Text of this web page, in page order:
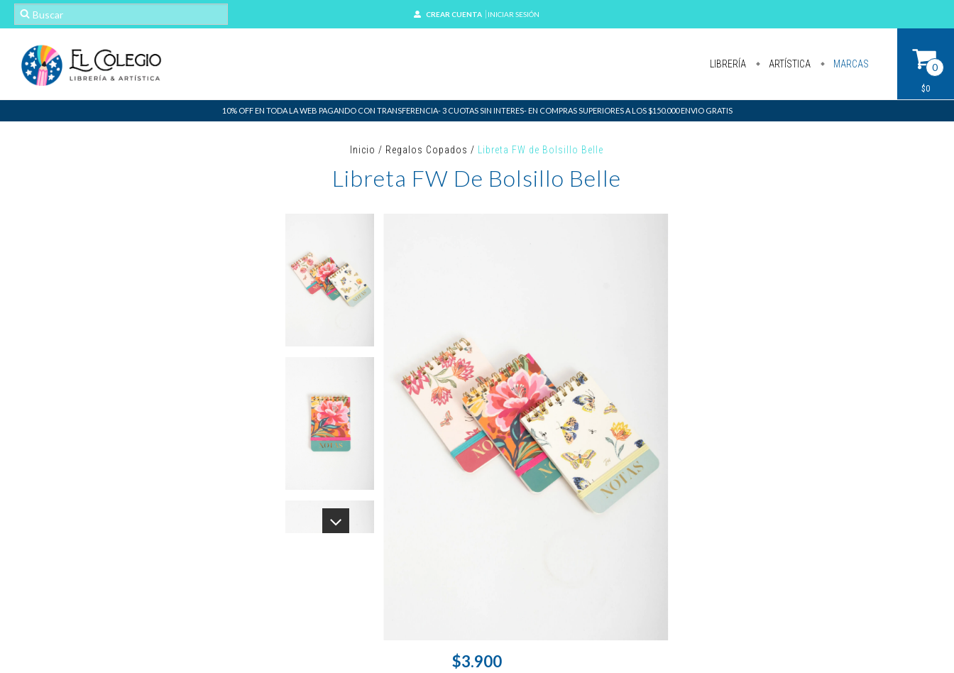
CREAR CUENTA INICIAR SESIÓN
LIBRERÍA ARTÍSTICA MARCAS 0
$0
10% OFF EN TODA LA WEB PAGANDO CON TRANSFERENCIA- 3 CUOTAS SIN INTERES- EN COMPRAS SUPERIORES A LOS $150.000 ENVIO GRATIS
Inicio / Regalos Copados / Libreta FW de Bolsillo Belle
Libreta FW De Bolsillo Belle
$3.900